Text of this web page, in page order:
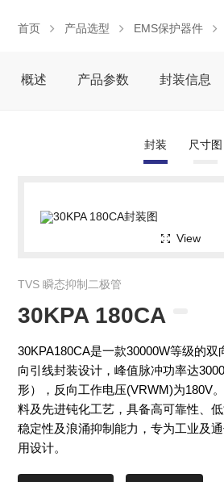
首页 产品选型 EMS保护器件
概述 产品参数 封装信息
封装 尺寸图
View
TVS 瞬态抑制二极管
30KPA 180CA
30KPA180CA是一款30000W等级的
向引线封装设计，峰值脉冲功率达
形），反向工作电压(VRWM)为180V
料及先进钝化工艺，具备高可靠性、
稳定性及浪涌抑制能力，专为工业及
用设计。